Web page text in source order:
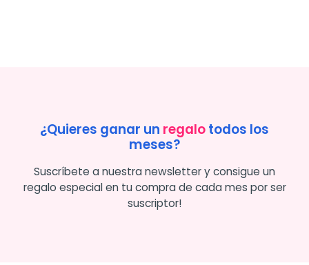
¿Quieres ganar un regalotodos los
meses?
Suscríbete a nuestra newsletter y consigue un
regalo especial en tu compra de cada mes por ser
suscriptor!